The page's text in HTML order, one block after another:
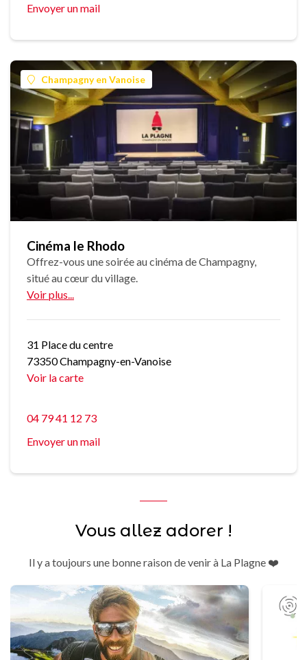
Envoyer un mail
Champagny en Vanoise
Cinéma le Rhodo
Offrez-vous une soirée au cinéma de Champagny,
situé au cœur du village.
Voir plus...
31 Place du centre
73350 Champagny-en-Vanoise
Voir la carte
04 79 41 12 73
Envoyer un mail
Vous allez adorer !
Il y a toujours une bonne raison de venir à La Plagne ❤️